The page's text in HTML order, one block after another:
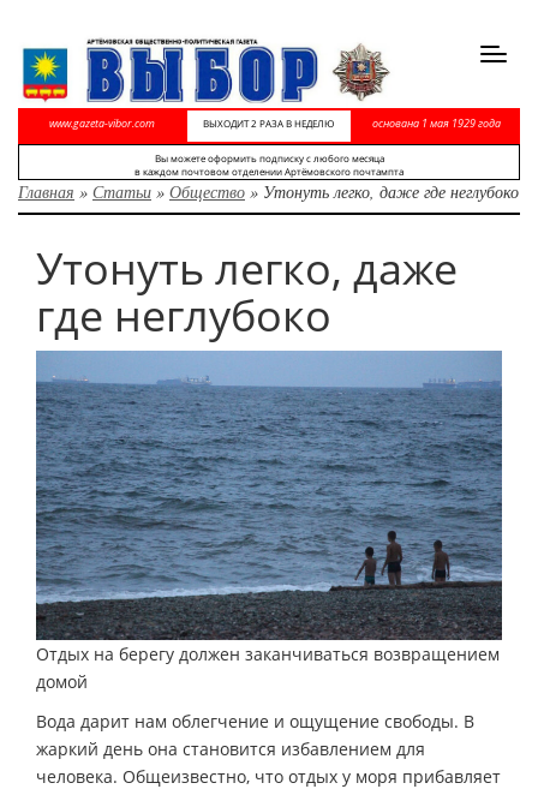
www.gazeta-vibor.com ВЫХОДИТ 2 РАЗА В НЕДЕЛЮ основана 1 мая 1929 года
Вы можете оформить подписку с любого месяца
в каждом почтовом отделении Артёмовского почтампта
Главная » Статьи » Общество » Утонуть легко, даже где неглубоко
Утонуть легко, даже
где неглубоко
Отдых на берегу должен заканчиваться возвращением
домой
Вода дарит нам облегчение и ощущение свободы. В
жаркий день она становится избавлением для
человека. Общеизвестно, что отдых у моря прибавляет